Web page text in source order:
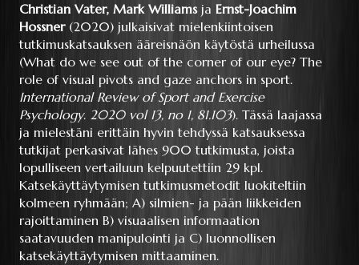
Christian Vater, Mark Williamsja Ernst-Joachim
Hossner(2020) julkaisivat mielenkiintoisen
tutkimuskatsauksen ääreisnäön käytöstä urheilussa
(What do we see out of the corner of our eye? The
role of visual pivots and gaze anchors in sport.
International Review of Sport and Exercise
Psychology. 2020 vol 13, no 1, 81.103). Tässä laajassa
ja mielestäni erittäin hyvin tehdyssä katsauksessa
tutkijat perkasivat lähes 900 tutkimusta, joista
lopulliseen vertailuun kelpuutettiin 29 kpl.
Katsekäyttäytymisen tutkimusmetodit luokiteltiin
kolmeen ryhmään; A) silmien- ja pään liikkeiden
rajoittaminen B) visuaalisen informaation
saatavuuden manipulointi ja C) luonnollisen
katsekäyttäytymisen mittaaminen.